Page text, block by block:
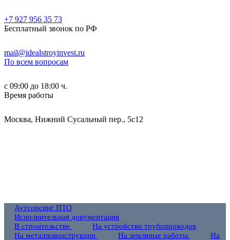
+7 927 956 35 73
Бесплатный звонок по РФ
mail@idealstroyinvest.ru
По всем вопросам
с 09:00 до 18:00 ч.
Время работы
Москва, Нижний Сусальный пер., 5c12
Аутсорсинг ПТО
Исполнительная документация
В строительстве
На устройство трубопроводов
На металлоконструкции
На земляные работы
На